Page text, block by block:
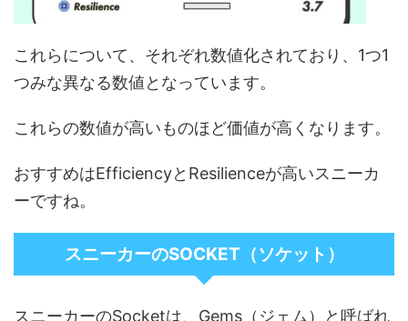
これらについて、それぞれ数値化されており、1つ1
つみな異なる数値となっています。
これらの数値が高いものほど価値が高くなります。
おすすめはEfficiencyとResilienceが高いスニーカ
ーですね。
スニーカーのSOCKET（ソケット）
スニーカーのSocketは、Gems（ジェム）と呼ばれ